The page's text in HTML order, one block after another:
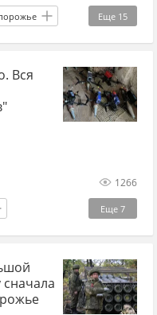
Еще 15
Вся
1266
Еще 7
президента